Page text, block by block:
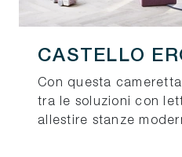
CASTELLO
Con questa
tra le soluzioni con
allestire stanze